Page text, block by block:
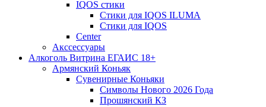
IQOS стики
Стики для IQOS ILUMA
Стики для IQOS
Сenter
Акссессуары
Алкоголь Витрина ЕГАИС 18+
Армянский Коньяк
Сувенирные Коньяки
Символы Нового 2026 Года
Прошянский КЗ